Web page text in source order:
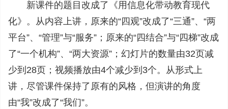
新课件的题目改成了《用信息化带动教育现代
化》。从内容上讲，原来的“四观”改成了“三通”、“两
平台”、“管理”与“服务”；原来的“四结合”与“四梯”改成
了“一个机构”、“两大资源”；幻灯片的数量由32页减
少到28页；视频播放由4个减少到3个。从形式上
讲，尽管课件保持了原有的风格，但演讲的角度
由“我”改成了“我们”。